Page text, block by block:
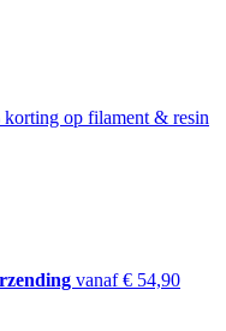
korting op filament & resin
vanaf € 54,90